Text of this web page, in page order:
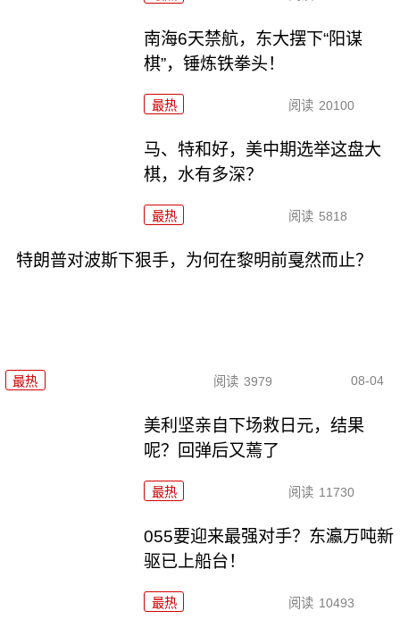
南海6天禁航，东大摆下“阳谋
棋”，锤炼铁拳头！
最热 阅读 20100
马、特和好，美中期选举这盘大
棋，水有多深？
最热 阅读 5818
特朗普对波斯下狠手，为何在黎明前戛然而止？
最热 阅读 3979 08-04
美利坚亲自下场救日元，结果
呢？回弹后又蔫了
最热 阅读 11730
055要迎来最强对手？东瀛万吨新
驱已上船台！
最热 阅读 10493